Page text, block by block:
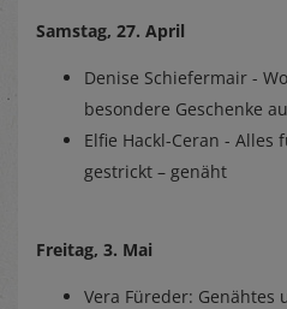
Samstag, 27. April
Denise Schiefermair -
besondere Geschenke
Elfie Hackl-Ceran - Alles
gestrickt – genäht
Freitag, 3. Mai
Vera Füreder: Genähtes